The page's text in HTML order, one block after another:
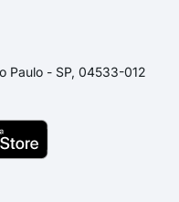
Paulo - SP, 04533-012